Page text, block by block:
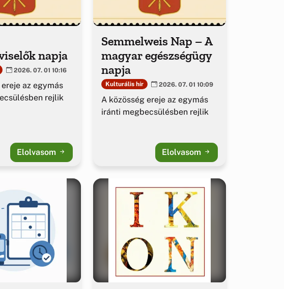
napja
2026. 07. 01 10:16
az egymás
rejlik
Elolvasom
Semmelweis Nap – A
magyar egészségügy
napja
Kulturális hír 2026. 07. 01 10:09
A közösség ereje az egymás
iránti megbecsülésben rejlik
Elolvasom